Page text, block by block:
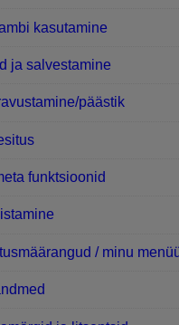
kasutamine
ja salvestamine
päästik
funktsioonid
/ minu